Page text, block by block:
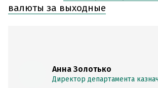
валюты за выходные
Анна Золотько
Директор департамента